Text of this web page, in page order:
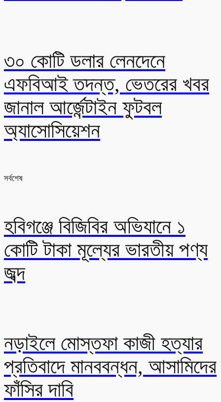
৩০ কোটি ডলার লেনদেনে
এফবিআই তদন্ত, ভেতরের খবর
জানাল আর্জেন্টাইন ফুটবল
অ্যাসোসিয়েশন
সর্বশেষ
হবিগঞ্জে বিজিবির অভিযানে ১
কোটি টাকা মূল্যের ভারতীয় পণ্য
জব্দ
নড়াইলে মোস্তফা কাজী হত্যার
প্রতিবাদে মানববন্ধন, আসামিদের
ফাঁসির দাবি